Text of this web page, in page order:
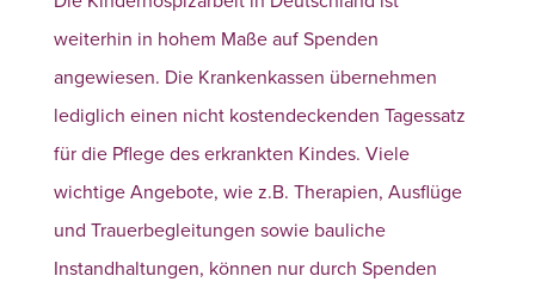
weiterhin in hohem Maße auf Spenden
angewiesen. Die Krankenkassen übernehmen
lediglich einen nicht kostendeckenden Tagessatz
für die Pflege des erkrankten Kindes. Viele
wichtige Angebote, wie z.B. Therapien, Ausflüge
und Trauerbegleitungen sowie bauliche
Instandhaltungen, können nur durch Spenden